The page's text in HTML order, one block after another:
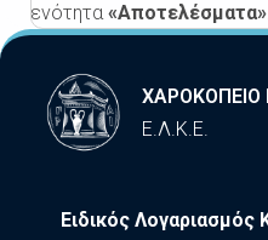
ενότητα«Αποτελέσματα»
ΧΑΡΟΚΟΠΕΙΟ
Ε.Λ.Κ.Ε.
Ειδικός